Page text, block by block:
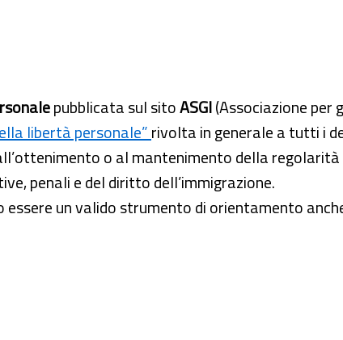
pubblicata sul sitoASGI(Associazione per
libertà personale”rivolta in generale a tutti i
o al mantenimento della
penali e del diritto dell’immigrazione.
un valido strumento di orientamento